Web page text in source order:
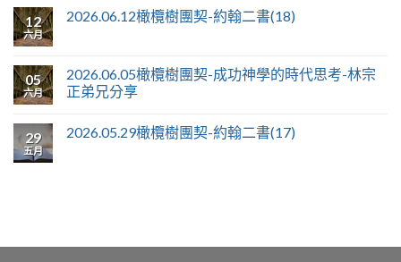
12
六月
2026.06.12橄欖樹團契-約翰二書(18)
05
六月
2026.06.05橄欖樹團契-成功神學的時代思考-林宗
正弟兄分享
29
五月
2026.05.29橄欖樹團契-約翰二書(17)